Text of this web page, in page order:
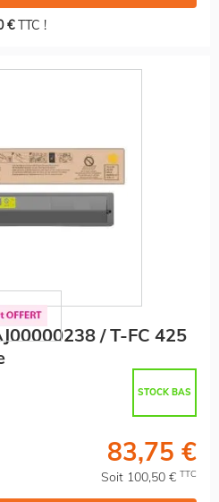
€TTC !
/ T-FC 425
STOCK BAS
83,75 €
Soit 100,50 € TTC